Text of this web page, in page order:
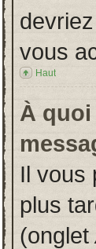
vous
Haut
À quoi
Il vous
plus
(onglet